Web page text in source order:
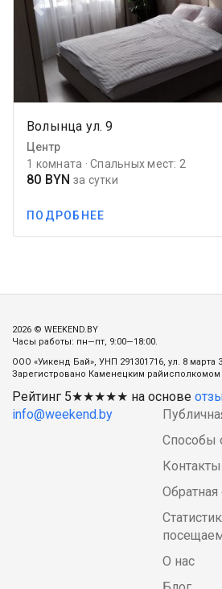
Previous
Волынца ул. 9
Центр
1 комната · Спальных мест: 2
80 BYN за сутки
ПОДРОБНЕЕ
2026 © WEEKEND.BY
Часы работы: пн—пт, 9:00—18:00.
ООО «Уикенд Бай», УНП 291301716, ул. 8 марта
Зарегистровано Каменецким райисполкомом
Рейтинг 5★★★★★ на основе
info@weekend.by
Способы
Контакты
Обратная
О нас